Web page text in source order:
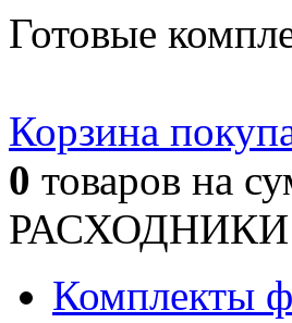
Готовые
Корзина
0 товаров на
Комплекты